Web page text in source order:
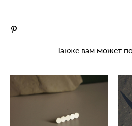
Также вам может